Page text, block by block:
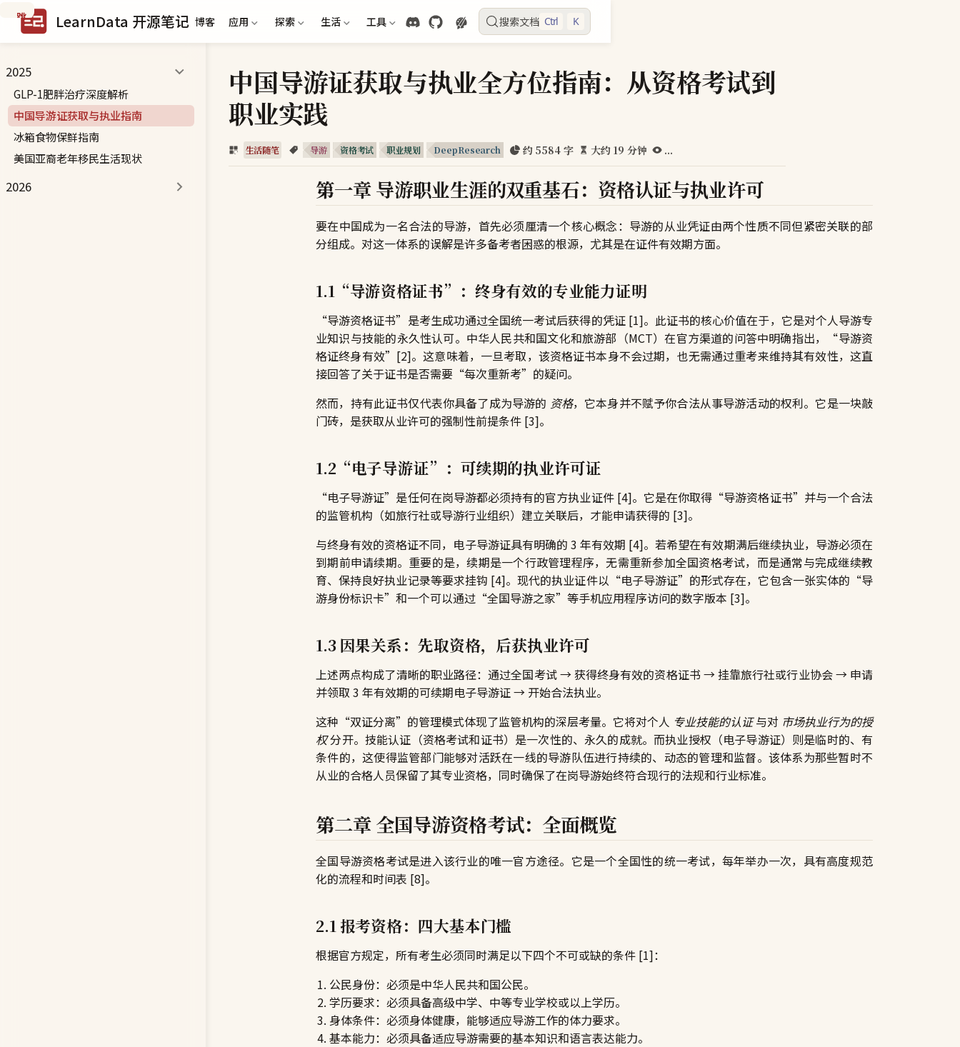
跳
到
主
内
容
LearnData 开源笔记 博客 应用 探索 生活 工具 搜索文档 Ctrl K
2025
GLP-1肥胖治疗深度解析
中国导游证获取与执业指南
冰箱食物保鲜指南
美国亚裔老年移民生活现状
2026
中国导游证获取与执业全方位指南：从资格考试到
职业实践
生活随笔 导游 资格考试 职业规划 DeepResearch 约 5584 字 大约 19 分钟 ...
第一章 导游职业生涯的双重基石：资格认证与执业许可
要在中国成为一名合法的导游，首先必须厘清一个核心概念：导游的从业凭证由两个性质不同但紧密关联的部
分组成。对这一体系的误解是许多备考者困惑的根源，尤其是在证件有效期方面。
1.1“导游资格证书”：终身有效的专业能力证明
“导游资格证书”是考生成功通过全国统一考试后获得的凭证 [1]。此证书的核心价值在于，它是对个人导游专
业知识与技能的永久性认可。中华人民共和国文化和旅游部（MCT）在官方渠道的问答中明确指出，“导游资
格证终身有效”[2]。这意味着，一旦考取，该资格证书本身不会过期，也无需通过重考来维持其有效性，这直
接回答了关于证书是否需要“每次重新考”的疑问。
然而，持有此证书仅代表你具备了成为导游的 资格，它本身并不赋予你合法从事导游活动的权利。它是一块敲
门砖，是获取从业许可的强制性前提条件 [3]。
1.2“电子导游证”：可续期的执业许可证
“电子导游证”是任何在岗导游都必须持有的官方执业证件 [4]。它是在你取得“导游资格证书”并与一个合法
的监管机构（如旅行社或导游行业组织）建立关联后，才能申请获得的 [3]。
与终身有效的资格证不同，电子导游证具有明确的 3 年有效期 [4]。若希望在有效期满后继续执业，导游必须在
到期前申请续期。重要的是，续期是一个行政管理程序，无需重新参加全国资格考试，而是通常与完成继续教
育、保持良好执业记录等要求挂钩 [4]。现代的执业证件以“电子导游证”的形式存在，它包含一张实体的“导
游身份标识卡”和一个可以通过“全国导游之家”等手机应用程序访问的数字版本 [3]。
1.3 因果关系：先取资格，后获执业许可
上述两点构成了清晰的职业路径：通过全国考试 → 获得终身有效的资格证书 → 挂靠旅行社或行业协会 → 申请
并领取 3 年有效期的可续期电子导游证 → 开始合法执业。
这种“双证分离”的管理模式体现了监管机构的深层考量。它将对个人 专业技能的认证与对 市场执业行为的授
权分开。技能认证（资格考试和证书）是一次性的、永久的成就。而执业授权（电子导游证）则是临时的、有
条件的，这使得监管部门能够对活跃在一线的导游队伍进行持续的、动态的管理和监督。该体系为那些暂时不
从业的合格人员保留了其专业资格，同时确保了在岗导游始终符合现行的法规和行业标准。
第二章 全国导游资格考试：全面概览
全国导游资格考试是进入该行业的唯一官方途径。它是一个全国性的统一考试，每年举办一次，具有高度规范
化的流程和时间表 [8]。
2.1 报考资格：四大基本门槛
根据官方规定，所有考生必须同时满足以下四个不可或缺的条件 [1]：
公民身份：必须是中华人民共和国公民。
学历要求：必须具备高级中学、中等专业学校或以上学历。
身体条件：必须身体健康，能够适应导游工作的体力要求。
基本能力：必须具备适应导游需要的基本知识和语言表达能力。